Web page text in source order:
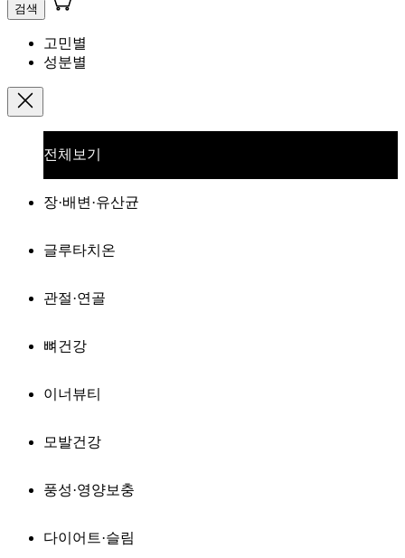
검색
고민별
성분별
전체보기
장·배변·유산균
글루타치온
관절·연골
뼈건강
이너뷰티
모발건강
풍성·영양보충
다이어트·슬림